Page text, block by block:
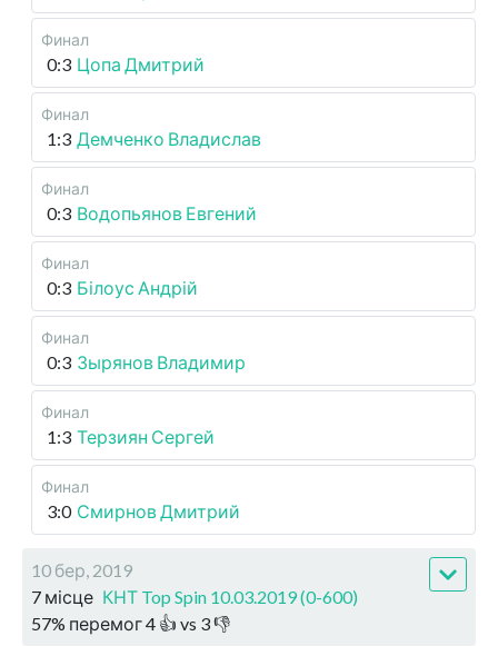
Финал
0:3 Цопа Дмитрий
Финал
1:3 Демченко Владислав
Финал
0:3 Водопьянов Евгений
Финал
0:3 Білоус Андрій
Финал
0:3 Зырянов Владимир
Финал
1:3 Терзиян Сергей
Финал
3:0 Смирнов Дмитрий
10 бер, 2019
7 місце КНТ Top Spin 10.03.2019 (0-600)
57% перемог4 👍 vs 3👎